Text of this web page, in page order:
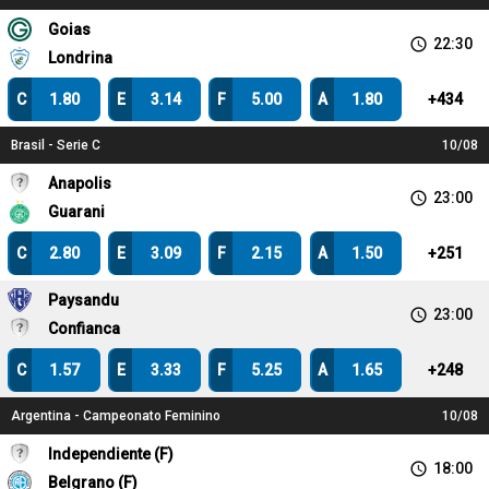
Goias
Londrina
access_time 22:30
C 1.80 E 3.14 F 5.00 A 1.80 +434
Brasil - Serie C 10/08
Anapolis
Guarani
access_time 23:00
C 2.80 E 3.09 F 2.15 A 1.50 +251
Paysandu
Confianca
access_time 23:00
C 1.57 E 3.33 F 5.25 A 1.65 +248
Argentina - Campeonato Feminino 10/08
Independiente (F)
Belgrano (F)
access_time 18:00